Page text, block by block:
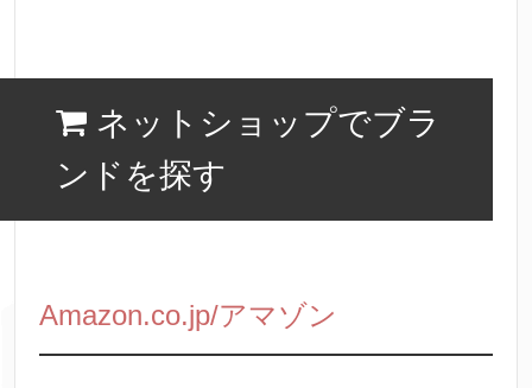
ネットショップでブラ
ンドを探す
Amazon.co.jp/アマゾン